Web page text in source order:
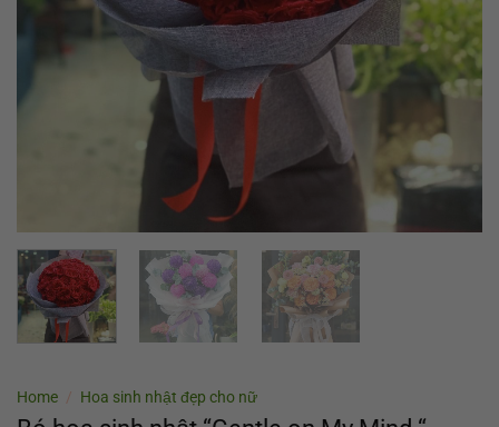
Home / Hoa sinh nhật đẹp cho nữ